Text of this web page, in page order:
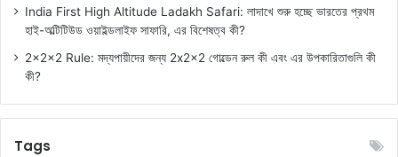
India First High Altitude Ladakh Safari: লাদাখে শুরু হচ্ছে ভারতের প্রথম
হাই-অল্টিটিউড ওয়াইল্ডলাইফ সাফারি, এর বিশেষত্ব কী?
2x2x2 Rule: মদ্যপায়ীদের জন্য 2x2x2 গোল্ডেন রুল কী এবং এর উপকারিতাগুলি কী
কী?
Tags